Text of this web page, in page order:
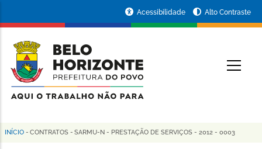
conteúdo
principal
da
Prefeitura
de
Horizonte
Acessibilidade Alto Contraste
Trilha
INÍCIO - CONTRATOS - SARMU-N - PRESTAÇÃO DE SERVIÇOS - 2012 - 0003